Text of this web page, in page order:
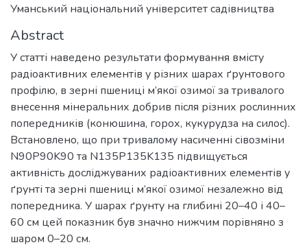
Уманський національний університет садівництва
Abstract
У статті наведено результати формування вмісту
радіоактивних елементів у різних шарах ґрунтового
профілю, в зерні пшениці м’якої озимої за тривалого
внесення мінеральних добрив після різних рослинних
попередників (конюшина, горох, кукурудза на силос).
Встановлено, що при тривалому насиченні сівозміни
N90P90K90 та N135P135K135 підвищується
активність досліджуваних радіоактивних елементів у
ґрунті та зерні пшениці м’якої озимої незалежно від
попередника. У шарах ґрунту на глибині 20–40 і 40–
60 см цей показник був значно нижчим порівняно з
шаром 0–20 см.